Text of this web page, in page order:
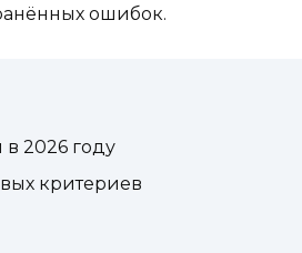
ошибок.
2026 году
критериев